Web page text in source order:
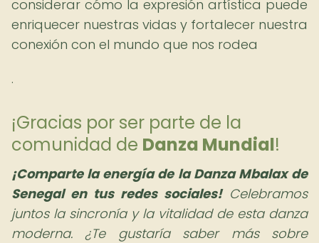
considerar cómo la expresión artística puede
enriquecer nuestras vidas y fortalecer nuestra
conexión con el mundo que nos rodea
.
¡Gracias por ser parte de la
comunidad de Danza Mundial!
¡Comparte la energía de la Danza Mbalax de
Senegal en tus redes sociales!Celebramos
juntos la sincronía y la vitalidad de esta danza
moderna. ¿Te gustaría saber más sobre